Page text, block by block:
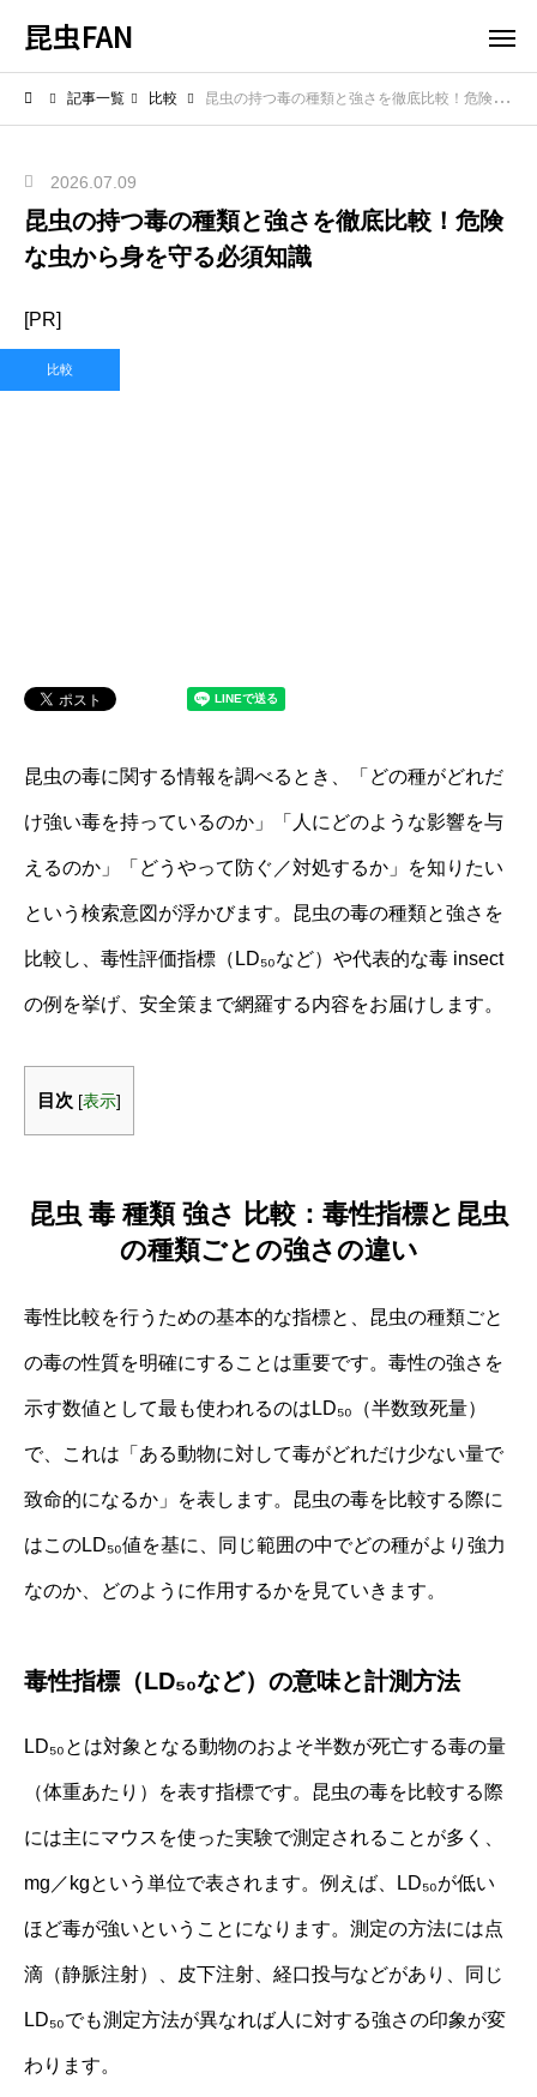
昆虫FAN
記事一覧 比較 昆虫の持つ毒の種類と強さを徹底比較！危険な虫から身を守る必須知識
2026.07.09
昆虫の持つ毒の種類と強さを徹底比較！危険
な虫から身を守る必須知識
[PR]
比較
昆虫の毒に関する情報を調べるとき、「どの種がどれだ
け強い毒を持っているのか」「人にどのような影響を与
えるのか」「どうやって防ぐ／対処するか」を知りたい
という検索意図が浮かびます。昆虫の毒の種類と強さを
比較し、毒性評価指標（LD₅₀など）や代表的な毒 insect
の例を挙げ、安全策まで網羅する内容をお届けします。
目次 [表示]
昆虫 毒 種類 強さ 比較：毒性指標と昆虫
の種類ごとの強さの違い
毒性比較を行うための基本的な指標と、昆虫の種類ごと
の毒の性質を明確にすることは重要です。毒性の強さを
示す数値として最も使われるのはLD₅₀（半数致死量）
で、これは「ある動物に対して毒がどれだけ少ない量で
致命的になるか」を表します。昆虫の毒を比較する際に
はこのLD₅₀値を基に、同じ範囲の中でどの種がより強力
なのか、どのように作用するかを見ていきます。
毒性指標（LD₅₀など）の意味と計測方法
LD₅₀とは対象となる動物のおよそ半数が死亡する毒の量
（体重あたり）を表す指標です。昆虫の毒を比較する際
には主にマウスを使った実験で測定されることが多く、
mg／kgという単位で表されます。例えば、LD₅₀が低い
ほど毒が強いということになります。測定の方法には点
滴（静脈注射）、皮下注射、経口投与などがあり、同じ
LD₅₀でも測定方法が異なれば人に対する強さの印象が変
わります。